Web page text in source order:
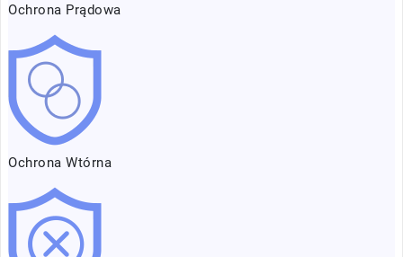
Ochrona Prądowa
Ochrona Wtórna